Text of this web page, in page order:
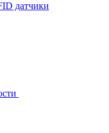
датчики